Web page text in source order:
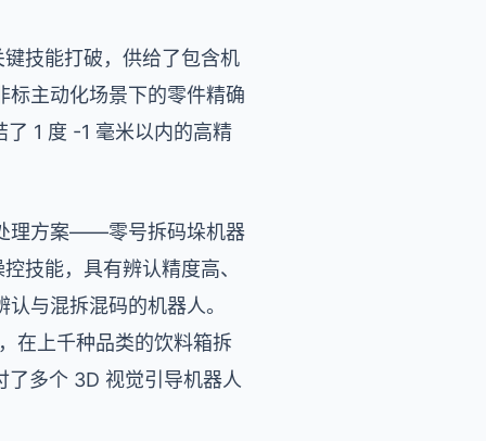
技能打破，供给了包含机
标主动化场景下的零件精确
1 度 -1 毫米以内的高精
理方案——零号拆码垛机器
技能，具有辨认精度高、
与混拆混码的机器人。
在上千种品类的饮料箱拆
多个 3D 视觉引导机器人